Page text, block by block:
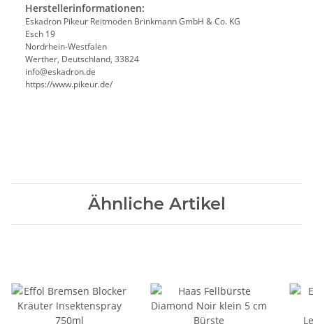
Herstellerinformationen:
Eskadron Pikeur Reitmoden Brinkmann GmbH & Co. KG
Esch 19
Nordrhein-Westfalen
Werther, Deutschland, 33824
info@eskadron.de
https://www.pikeur.de/
Ähnliche Artikel